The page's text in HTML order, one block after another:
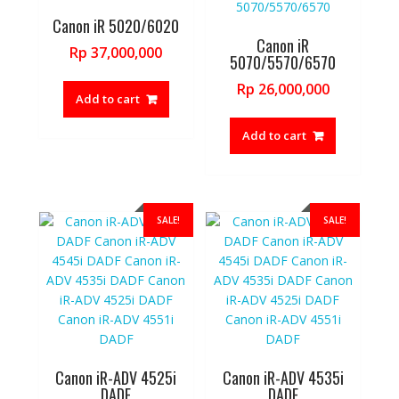
Canon iR 5020/6020
Rp 37,000,000
Add to cart
Canon iR
5070/5570/6570
Rp 26,000,000
Add to cart
SALE!
Canon iR-ADV 4525i
SALE!
Canon iR-ADV 4535i